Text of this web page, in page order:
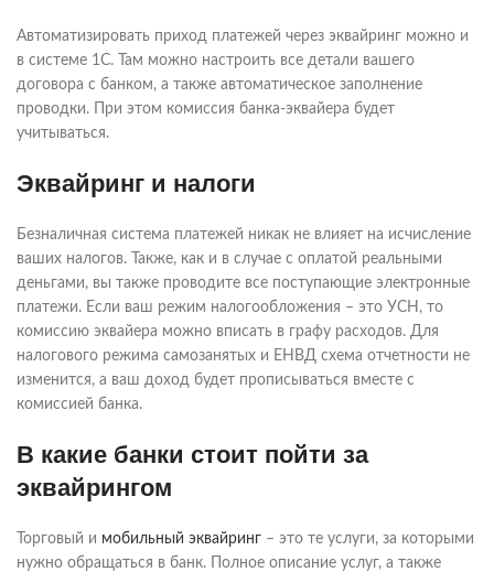
Автоматизировать приход платежей через эквайринг можно и
в системе 1C. Там можно настроить все детали вашего
договора с банком, а также автоматическое заполнение
проводки. При этом комиссия банка-эквайера будет
учитываться.
Эквайринг и налоги
Безналичная система платежей никак не влияет на исчисление
ваших налогов. Также, как и в случае с оплатой реальными
деньгами, вы также проводите все поступающие электронные
платежи. Если ваш режим налогообложения – это УСН, то
комиссию эквайера можно вписать в графу расходов. Для
налогового режима самозанятых и ЕНВД схема отчетности не
изменится, а ваш доход будет прописываться вместе с
комиссией банка.
В какие банки стоит пойти за
эквайрингом
Торговый и мобильный эквайринг – это те услуги, за которыми
нужно обращаться в банк. Полное описание услуг, а также